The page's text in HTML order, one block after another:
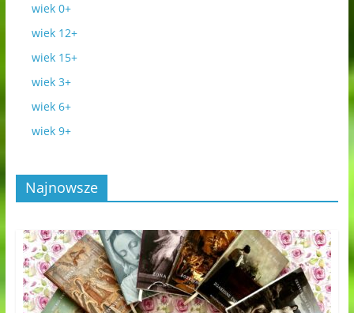
wiek 0+
wiek 12+
wiek 15+
wiek 3+
wiek 6+
wiek 9+
Najnowsze